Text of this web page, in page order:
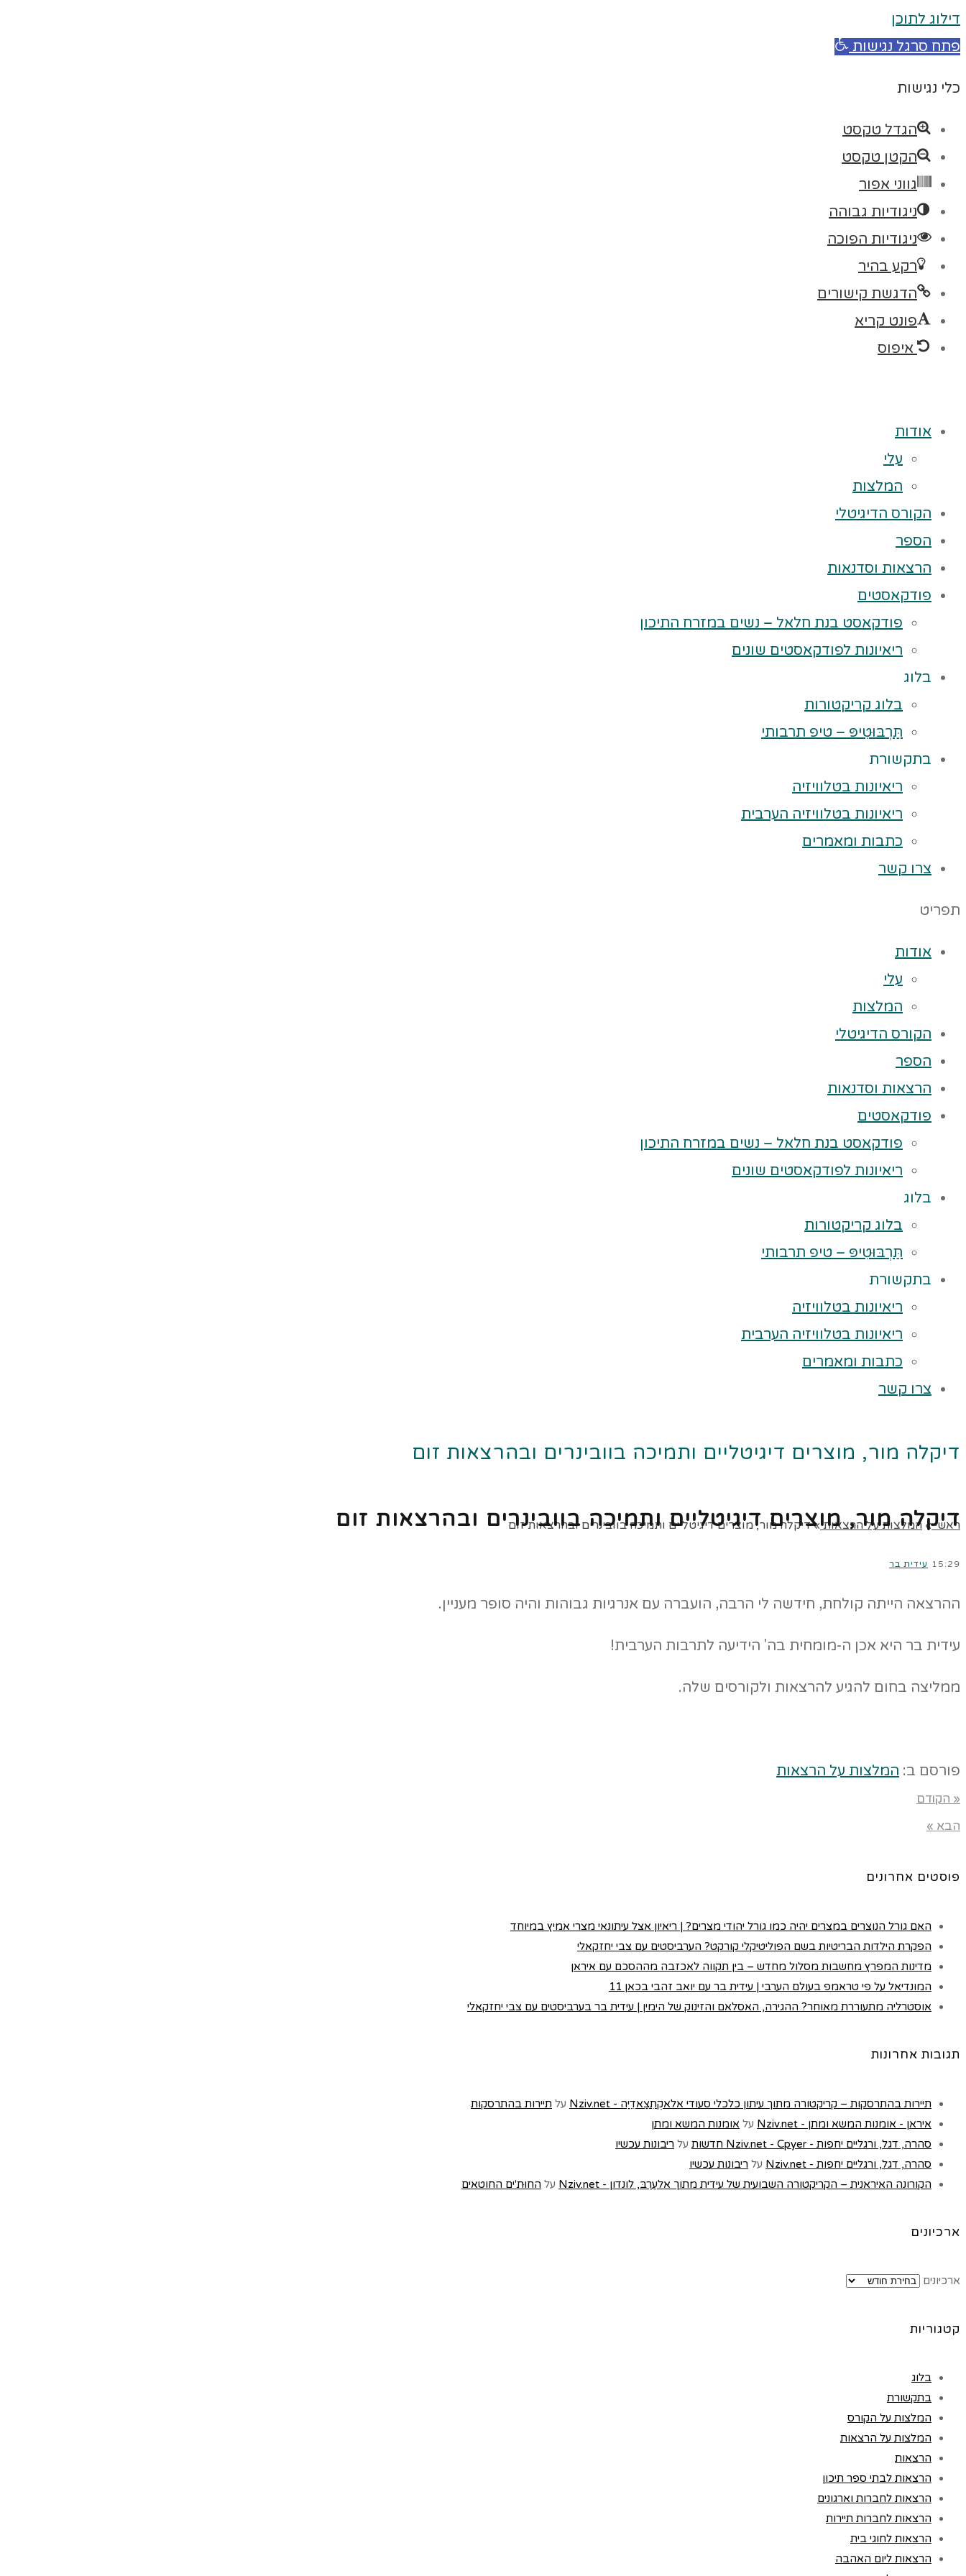
דילוג לתוכן
פתח סרגל נגישות
כלי נגישות
הגדל טקסט
הקטן טקסט
גווני אפור
ניגודיות גבוהה
ניגודיות הפוכה
רקע בהיר
הדגשת קישורים
פונט קריא
איפוס
אודות
עלי
המלצות
הקורס הדיגיטלי
הספר
הרצאות וסדנאות
פודקאסטים
פודקאסט בנת חלאל – נשים במזרח התיכון
ריאיונות לפודקאסטים שונים
בלוג
בלוג קריקטורות
תַּרְבּוּטִיפּ – טיפ תרבותי
בתקשורת
ריאיונות בטלוויזיה
ריאיונות בטלוויזיה הערבית
כתבות ומאמרים
צרו קשר
תפריט
אודות
עלי
המלצות
הקורס הדיגיטלי
הספר
הרצאות וסדנאות
פודקאסטים
פודקאסט בנת חלאל – נשים במזרח התיכון
ריאיונות לפודקאסטים שונים
בלוג
בלוג קריקטורות
תַּרְבּוּטִיפּ – טיפ תרבותי
בתקשורת
ריאיונות בטלוויזיה
ריאיונות בטלוויזיה הערבית
כתבות ומאמרים
צרו קשר
דיקלה מור, מוצרים דיגיטליים ותמיכה בוובינרים ובהרצאות זום
ראשי » המלצות על הרצאות » דיקלה מור, מוצרים דיגיטליים ותמיכה בוובינרים ובהרצאות זום
דיקלה מור, מוצרים דיגיטליים ותמיכה בוובינרים ובהרצאות זום
15:29 עידית בר
ההרצאה הייתה קולחת, חידשה לי הרבה, הועברה עם אנרגיות גבוהות והיה סופר מעניין.
עידית בר היא אכן ה-מומחית בה' הידיעה לתרבות הערבית!
ממליצה בחום להגיע להרצאות ולקורסים שלה.
פורסם ב: המלצות על הרצאות
« הקודם
הבא »
פוסטים אחרונים
האם גורל הנוצרים במצרים יהיה כמו גורל יהודי מצרים? | ריאיון אצל עיתונאי מצרי אמיץ במיוחד
הפקרת הילדות הבריטיות בשם הפוליטיקלי קורקט? הערביסטים עם צבי יחזקאלי
מדינות המפרץ מחשבות מסלול מחדש – בין תקווה לאכזבה מההסכם עם איראן
המונדיאל על פי טראמפ בעולם הערבי | עידית בר עם יואב זהבי בכאן 11
אוסטרליה מתעוררת מאוחר? ההגירה, האסלאם והזינוק של הימין | עידית בר בערביסטים עם צבי יחזקאלי
תגובות אחרונות
תיירות בהתרסקות – קריקטורה מתוך עיתון כלכלי סעודי אלאקְתִצַאדִיַה - Nziv.net על תיירות בהתרסקות
איראן - אומנות המשא ומתן - Nziv.net
על אומנות המשא ומתן
סהרה, דגל, ורגליים יחפות - Nziv.net - Cpyer חדשות
על ריבונות עכשיו
סהרה, דגל, ורגליים יחפות - Nziv.net
על ריבונות עכשיו
הקורונה האיראנית – הקריקטורה השבועית של עידית מתוך אלעַרַבּ, לונדון - Nziv.net
על החוּת'ים החוטאים
ארכיונים
ארכיונים
קטגוריות
בלוג
בתקשורת
המלצות על הקורס
המלצות על הרצאות
הרצאות
הרצאות לבתי ספר תיכון
הרצאות לחברות וארגונים
הרצאות לחברות תיירות
הרצאות לחוגי בית
הרצאות ליום האהבה